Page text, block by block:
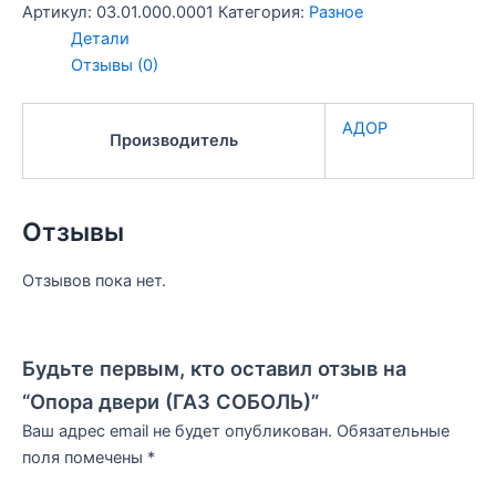
Артикул: 03.01.000.0001 Категория: Разное
Детали
Отзывы (0)
Производитель
АДОР
Отзывы
Отзывов пока нет.
Будьте первым, кто оставил отзыв на
“Опора двери (ГАЗ СОБОЛЬ)”
Ваш адрес email не будет опубликован. Обязательные
поля помечены *